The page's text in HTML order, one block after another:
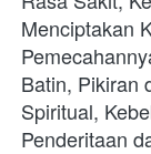
Menciptakan
Batin, Pikiran
Spiritual,
Penderitaan